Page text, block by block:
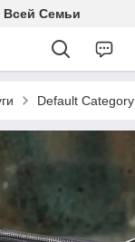
Всей Семьи
Default Category